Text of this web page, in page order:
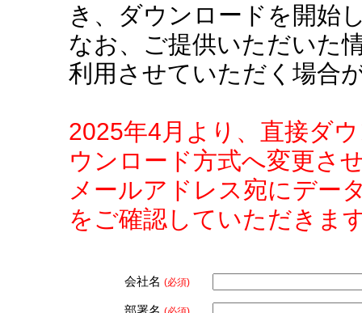
き、ダウンロードを開始
なお、ご提供いただいた
利用させていただく場合
2025年4月より、直接ダ
ウンロード方式へ変更さ
メールアドレス宛にデー
をご確認していただきま
会社名 (必須)